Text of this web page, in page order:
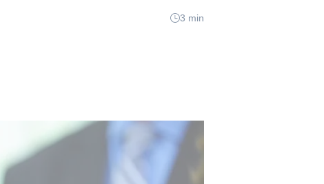
3 min